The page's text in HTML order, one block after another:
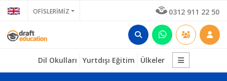
OFİSLERİMİZ 0312 911 22 50
Dil Okulları Yurtdışı Eğitim Ülkeler